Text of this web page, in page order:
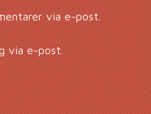
via e-post.
via e-post.